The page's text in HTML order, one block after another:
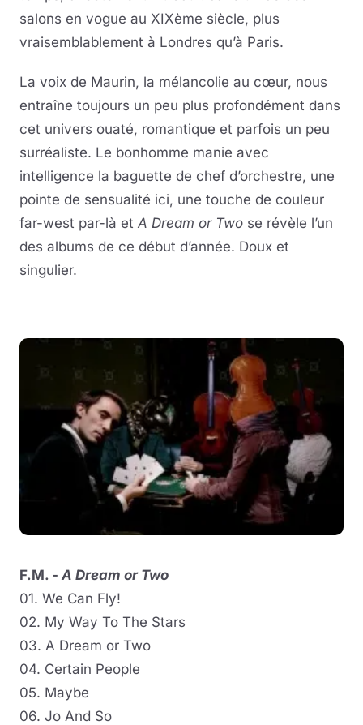
salons en vogue au XIXème siècle, plus
vraisemblablement à Londres qu’à Paris.
La voix de Maurin, la mélancolie au cœur, nous
entraîne toujours un peu plus profondément dans
cet univers ouaté, romantique et parfois un peu
surréaliste. Le bonhomme manie avec
intelligence la baguette de chef d’orchestre, une
pointe de sensualité ici, une touche de couleur
far-west par-là et A Dream or Two se révèle l’un
des albums de ce début d’année. Doux et
singulier.
F.M. - A Dream or Two
01. We Can Fly!
02. My Way To The Stars
03. A Dream or Two
04. Certain People
05. Maybe
06. Jo And So